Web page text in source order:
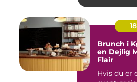
Brunch i
en Dejlig
Flair
Hvis du er